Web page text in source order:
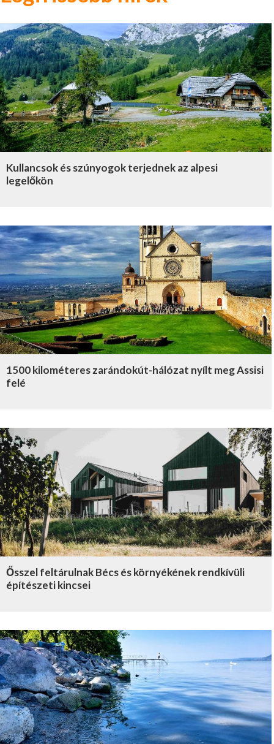
Kullancsok és szúnyogok terjednek az alpesi
legelőkön
1500 kilométeres zarándokút-hálózat nyílt meg Assisi
felé
Ősszel feltárulnak Bécs és környékének rendkívüli
építészeti kincsei